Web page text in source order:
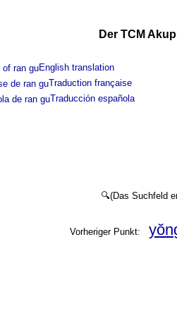
Der TCM
English translation
Traduction française
Traducción española
🔍(Das Suchfeld
Vorheriger Punkt: